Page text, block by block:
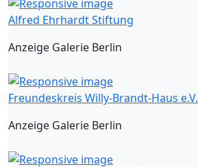
Alfred Ehrhardt Stiftung
Anzeige Galerie Berlin
Freundeskreis Willy-Brandt-Haus e.V.
Anzeige Galerie Berlin